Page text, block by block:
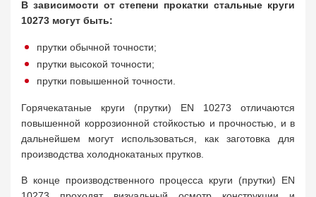
В зависимости от степени прокатки стальные круги
10273 могут быть:
прутки обычной точности;
прутки высокой точности;
прутки повышенной точности.
Горячекатаные круги (прутки) EN 10273 отличаются
повышенной коррозионной стойкостью и прочностью, и в
дальнейшем могут использоваться, как заготовка для
производства холоднокатаных прутков.
В конце производственного процесса круги (прутки) EN